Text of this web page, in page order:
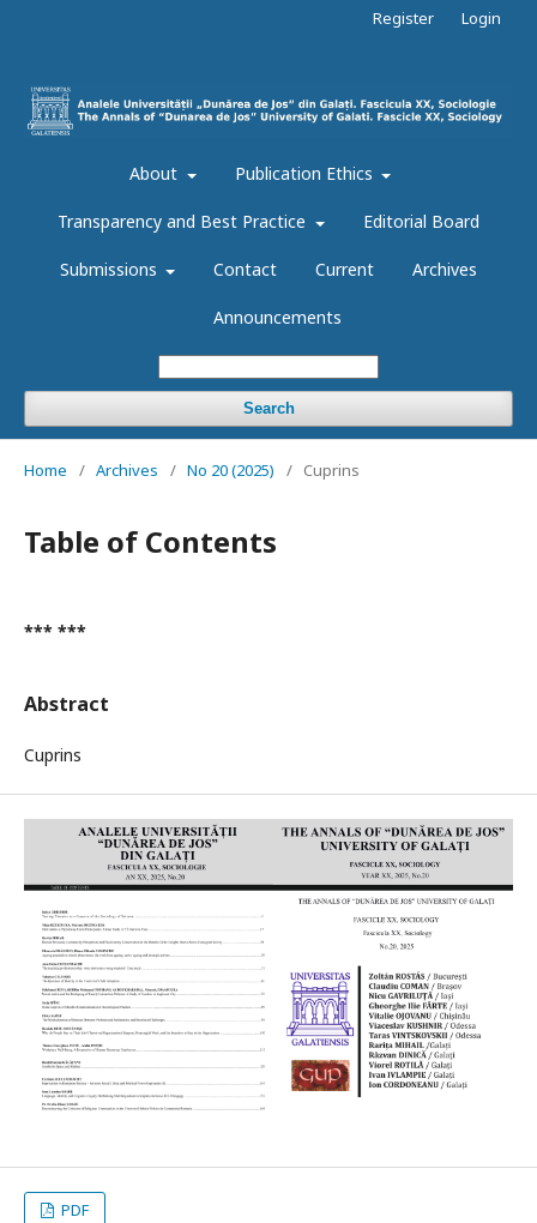
About Publication Ethics
Transparency and Best Practice Editorial Board
Submissions Contact Current Archives
Announcements
Search
Register Login
Home / Archives / No 20 (2025) / Cuprins
Table of Contents
*** ***
Abstract
Cuprins
PDF